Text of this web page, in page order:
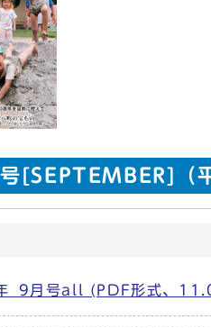
[SEPTEMBER]（
_9月号all (PDF形式、